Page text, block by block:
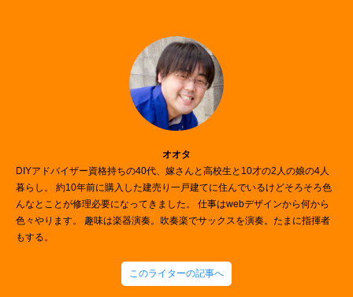
オオタ
DIYアドバイザー資格持ちの40代、嫁さんと高校生と10才の2人の娘の4人
暮らし。 約10年前に購入した建売り一戸建てに住んでいるけどそろそろ色
んなとことが修理必要になってきました。 仕事はwebデザインから何から
色々やります。 趣味は楽器演奏。吹奏楽でサックスを演奏。たまに指揮者
もする。
このライターの記事へ